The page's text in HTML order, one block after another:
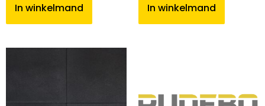
In winkelmand In winkelmand